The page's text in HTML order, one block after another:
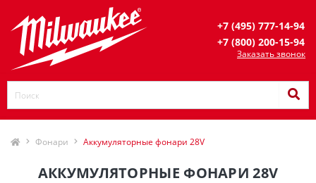
+7 (495) 777-14-94
+7 (800) 200-15-94
Заказать звонок
Фонари Аккумуляторные фонари 28V
АККУМУЛЯТОРНЫЕ ФОНАРИ 28V